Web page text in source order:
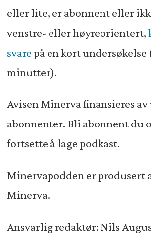
eller lite, er abonnent eller
venstre- eller høyreorientert,
svarepå en kort undersøkelse
minutter).
Avisen Minerva finansieres av
abonnenter. Bli abonnent du
fortsette å lage podkast.
Minervapodden er produsert
Minerva.
Ansvarlig redaktør: Nils